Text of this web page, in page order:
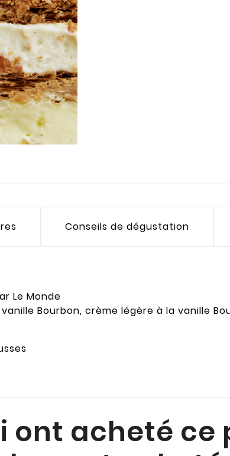
Conseils de dégustation
Le Monde
Bourbon, crème légère à la vanille
ont acheté